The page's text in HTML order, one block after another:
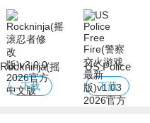
君修改版)
Rockninja(摇
滚忍者修改
下载
US Police
Free Fire(警
察交火游戏最
下载